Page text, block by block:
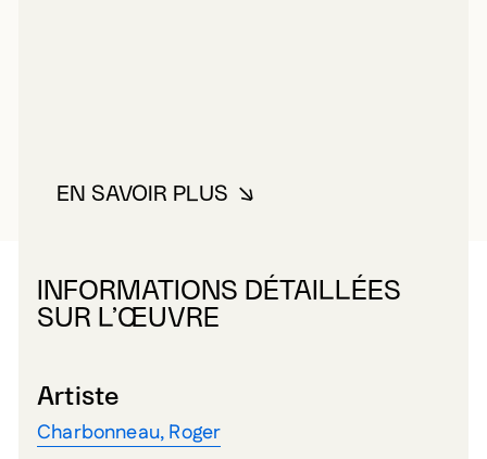
EN SAVOIR PLUSÀ PROPOS DE CHARBONNEAU,
INFORMATIONS DÉTAILLÉES
SUR L’ŒUVRE
Artiste
Charbonneau, Roger